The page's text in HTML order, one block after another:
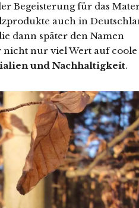
Begeisterung für das
auch in
dann später den Namen
nicht nur viel Wert auf coole
und Nachhaltigkeit.